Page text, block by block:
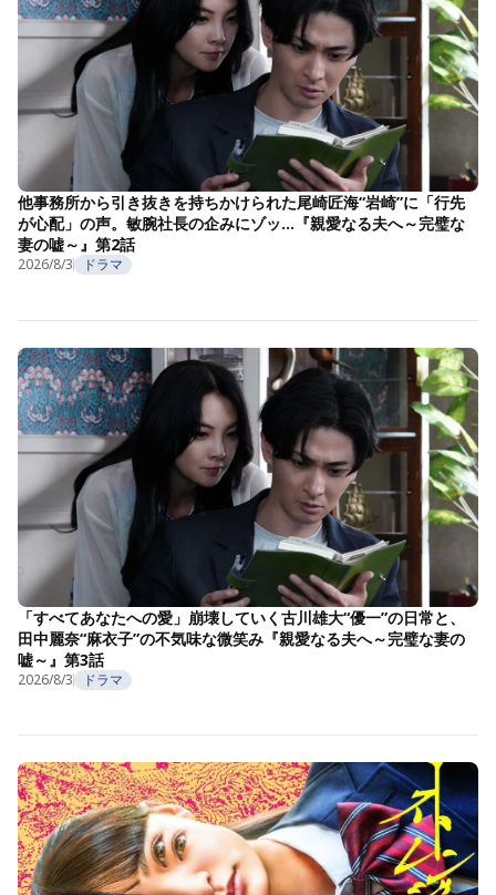
他事務所から引き抜きを持ちかけられた尾崎匠海“岩崎”に「行先
が心配」の声。敏腕社長の企みにゾッ…『親愛なる夫へ～完璧な
妻の嘘～』第2話
2026/8/3 ドラマ
「すべてあなたへの愛」崩壊していく古川雄大“優一”の日常と、
田中麗奈“麻衣子”の不気味な微笑み『親愛なる夫へ～完璧な妻の
嘘～』第3話
2026/8/3 ドラマ